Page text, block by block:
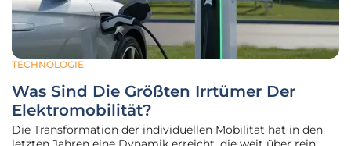
TECHNOLOGIE
Was Sind Die Größten Irrtümer Der
Elektromobilität?
Die Transformation der individuellen Mobilität hat in den